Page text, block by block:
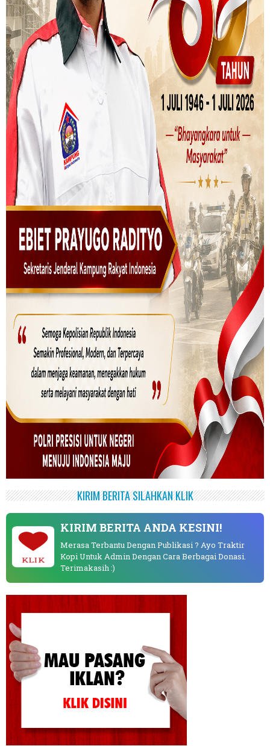
KIRIM BERITA SILAHKAN KLIK
KLIK
KIRIM BERITA ANDA KESINI!
Merasa Terbantu Dengan Publikasi ? Ayo Traktir
Kopi Untuk Admin Dengan Cara Berbagai Donasi.
Terimakasih :)